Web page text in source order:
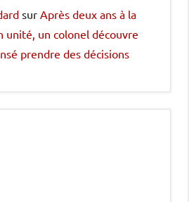
sur Après deux ans à la
unité, un colonel découvre
prendre des décisions